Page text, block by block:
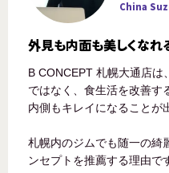
China
外見も内面も美しくなれ
B CONCEPT 札幌大通店は
ではなく、食生活を改善す
内側もキレイになることが
札幌内のジムでも随一の綺
ンセプトを推薦する理由で